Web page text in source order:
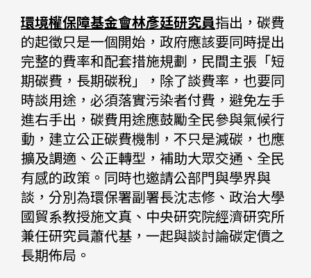
環境權保障基金會林彥廷研究員指出，碳費
的起徵只是一個開始，政府應該要同時提出
完整的費率和配套措施規劃，民間主張「短
期碳費，長期碳稅」，除了談費率，也要同
時談用途，必須落實污染者付費，避免左手
進右手出，碳費用途應鼓勵全民參與氣候行
動，建立公正碳費機制，不只是減碳，也應
擴及調適、公正轉型，補助大眾交通、全民
有感的政策。同時也邀請公部門與學界與
談，分別為環保署副署長沈志修、政治大學
國貿系教授施文真、中央研究院經濟研究所
兼任研究員蕭代基，一起與談討論碳定價之
長期佈局。